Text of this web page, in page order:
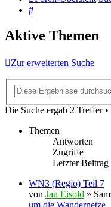
Suche
Aktive Themen
Zur erweiterten Suche
Die Suche ergab 2 Treffer •
Themen
Antworten
Zugriffe
Letzter Beitrag
WN3 (Regio) Teil 7
von Jan Eisold »
um die Wandernetze